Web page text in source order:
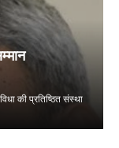
की प्रतिष्ठित संस्था